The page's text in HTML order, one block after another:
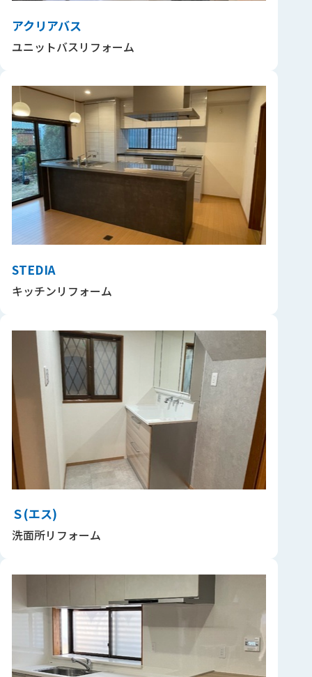
アクリアバス
ユニットバスリフォーム
STEDIA
キッチンリフォーム
Ｓ(エス)
洗面所リフォーム